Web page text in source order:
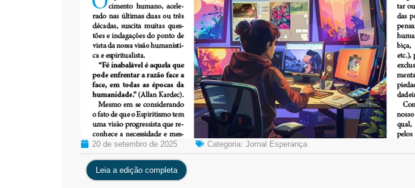
20 de setembro de 2025 Categoria: Jornal Esperança
Leia a edição completa